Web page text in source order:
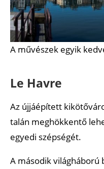
A művészek egyik
Le Havre
Az újjáépített
talán meghökkentő
egyedi szépségét.
A második világháború